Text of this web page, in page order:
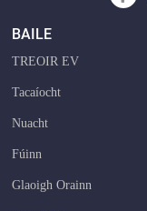
BAILE
TREOIR EV
Tacaíocht
Nuacht
Fúinn
Glaoigh Orainn